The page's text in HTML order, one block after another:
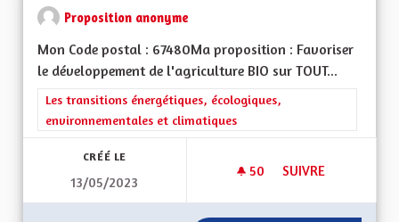
Proposition anonyme
Mon Code postal : 67480Ma proposition : Favoriser
le développement de l'agriculture BIO sur TOUT...
Filtrer les résultats de la catégorie : Les transitions
Les transitions énergétiques, écologiques,
environnementales et climatiques
CRÉÉ LE
13/05/2023
50 50 ABONNÉS
SUIVRE